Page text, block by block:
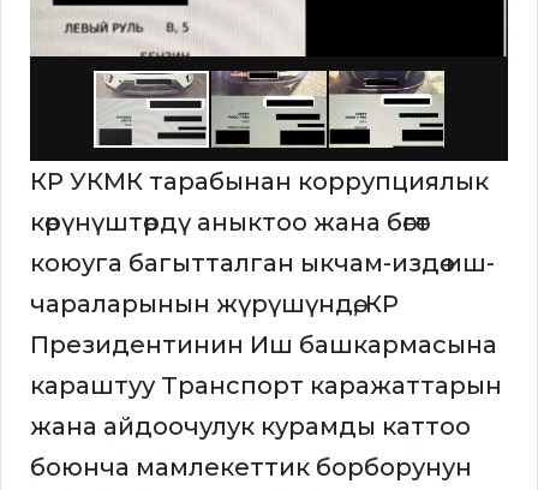
КР УКМК тарабынан коррупциялык
көрүнүштөрдү аныктоо жана бөгөт
коюуга багытталган ыкчам-издөө иш-
чараларынын жүрүшүндө, КР
Президентинин Иш башкармасына
караштуу Транспорт каражаттарын
жана айдоочулук курамды каттоо
боюнча мамлекеттик борборунун